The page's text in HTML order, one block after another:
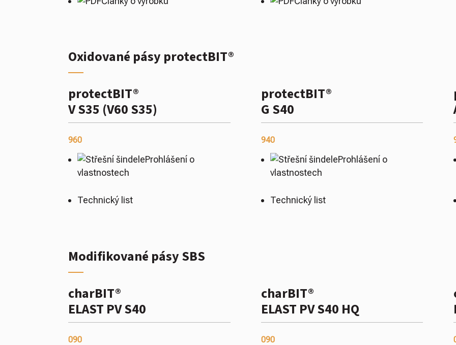
Oxidované pásy protectBIT®
protectBIT®
V S35 (V60 S35)
960
Prohlášení o
vlastnostech
Technický list
protectBIT®
G S40
940
Prohlášení o
vlastnostech
Technický list
Modifikované pásy SBS
charBIT®
ELAST PV S40
090
charBIT®
ELAST PV S40 HQ
090